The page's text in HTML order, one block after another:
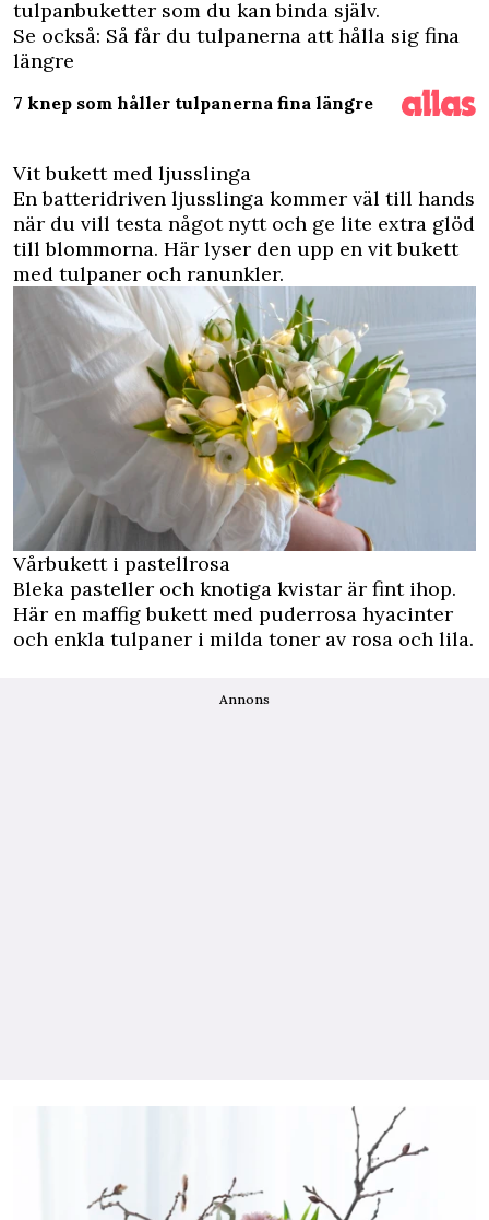
tulpanbuketter som du kan binda själv.
Se också: Så får du tulpanerna att hålla sig fina
längre
7 knep som håller tulpanerna fina längre
Vit bukett med ljusslinga
En batteridriven ljusslinga kommer väl till hands
när du vill testa något nytt och ge lite extra glöd
till blommorna. Här lyser den upp en vit bukett
med tulpaner och ranunkler.
Vårbukett i pastellrosa
Bleka pasteller och knotiga kvistar är fint ihop.
Här en maffig bukett med puderrosa hyacinter
och enkla tulpaner i milda toner av rosa och lila.
Annons